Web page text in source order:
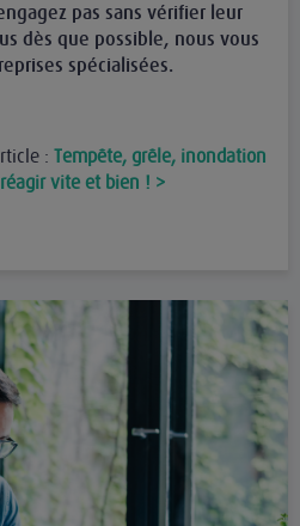
pas sans vérifier leur
dès que possible, nous vous
spécialisées.
: Tempête, grêle, inondation
vite et bien ! >